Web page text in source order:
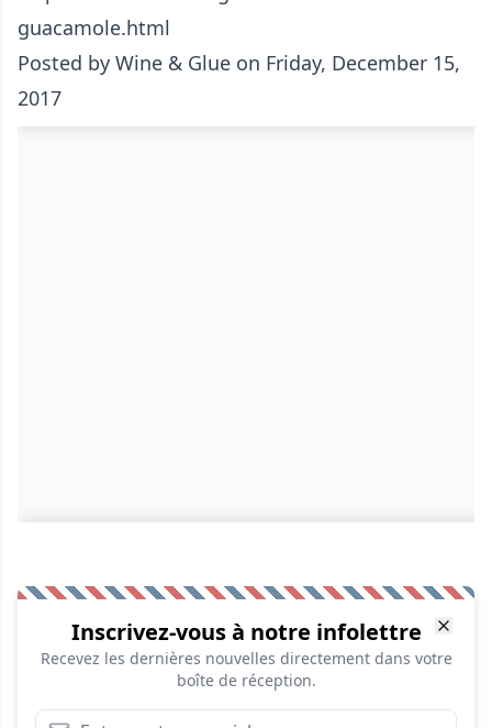
guacamole.html
Posted by Wine & Glue on Friday, December 15,
2017
Inscrivez-vous à notre infolettre
Recevez les dernières nouvelles directement dans votre
boîte de réception.